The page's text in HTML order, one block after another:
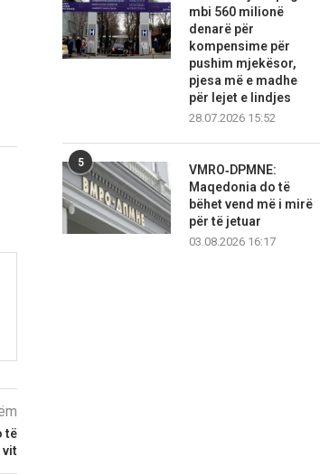
të
vit
mbi 560 milionë
denarë për
kompensime për
pushim mjekësor,
pjesa më e madhe
për lejet e lindjes
28.07.2026 15:52
5
VMRO‑DPMNE:
Maqedonia do të
bëhet vend më i mirë
për të jetuar
03.08.2026 16:17